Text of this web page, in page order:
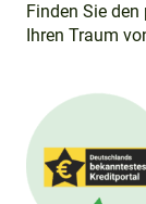
Finden Sie
Ihren Traum